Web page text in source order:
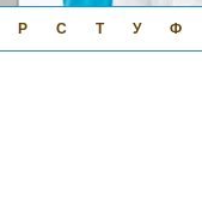
Р С Т У Ф